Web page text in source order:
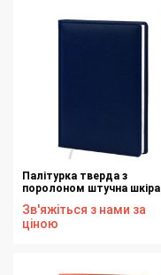
Палітурка тверда з
поролоном штучна шкіра
145х202 176 аркушів
Зв'яжіться з нами за
ціною